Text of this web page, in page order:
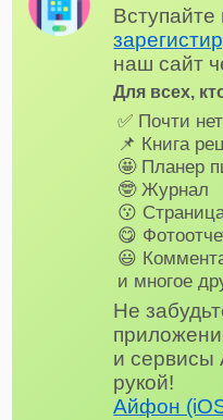
Вступайте
наш сайт
Для всех,
✅ Почти
📌 Книга
🤩 Планер
🤓 Журнал
😗
😋
😃
и многое
Не
и сервисы
рукой!
Айфон